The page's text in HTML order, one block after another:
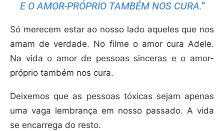
E O AMOR-PRÓPRIO TAMBÉM NOS CURA.”
Só merecem estar ao nosso lado aqueles que nos
amam de verdade. No filme o amor cura Adele.
Na vida o amor de pessoas sinceras e o amor-
próprio também nos cura.
Deixemos que as pessoas tóxicas sejam apenas
uma vaga lembrança em nosso passado. A vida
se encarrega do resto.